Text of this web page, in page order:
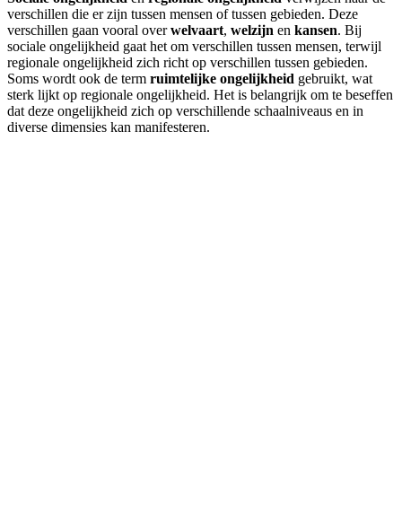
verschillen die er zijn tussen mensen of tussen gebieden. Deze
verschillen gaan vooral overwelvaart, welzijn en kansen. Bij
sociale ongelijkheid gaat het om verschillen tussen mensen, terwijl
regionale ongelijkheid zich richt op verschillen tussen gebieden.
Soms wordt ook de term ruimtelijke ongelijkheid gebruikt, wat
sterk lijkt op regionale ongelijkheid. Het is belangrijk om te beseffen
dat deze ongelijkheid zich op verschillende schaalniveaus en in
diverse dimensies kan manifesteren.